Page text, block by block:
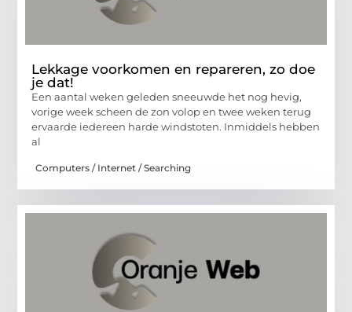
Lekkage voorkomen en repareren, zo doe
je dat!
Een aantal weken geleden sneeuwde het nog hevig,
vorige week scheen de zon volop en twee weken terug
ervaarde iedereen harde windstoten. Inmiddels hebben
al
Computers / Internet / Searching